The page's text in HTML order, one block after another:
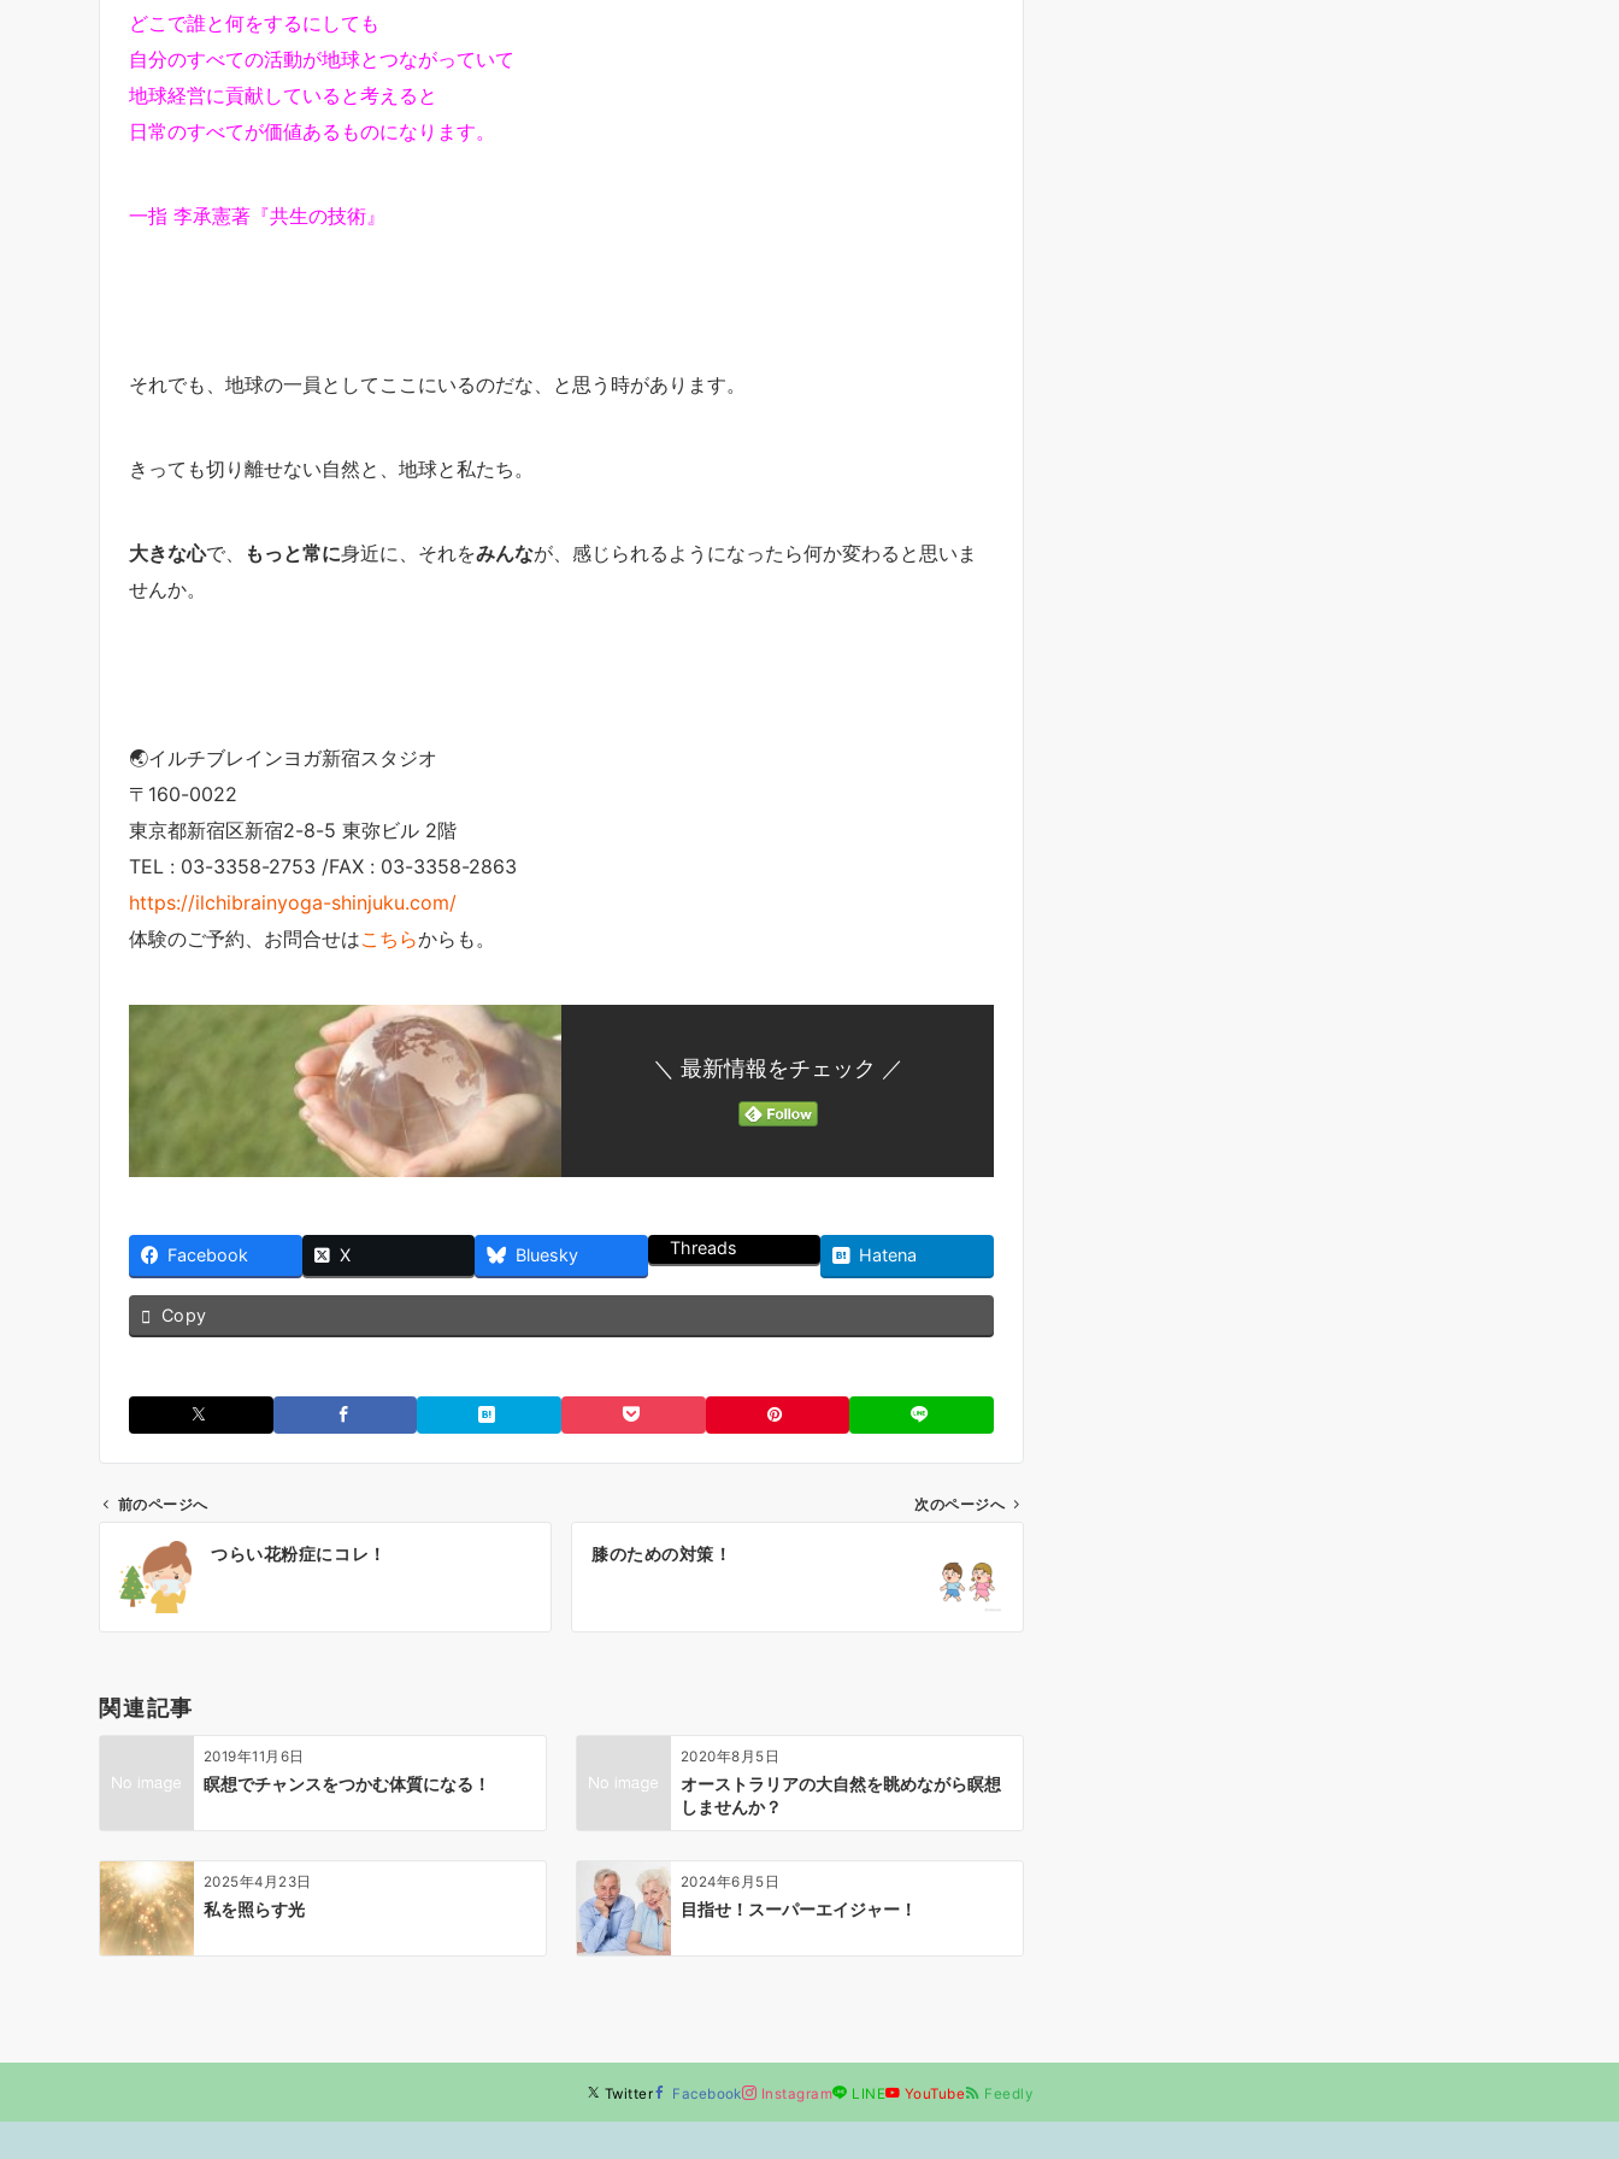
どこで誰と何をするにしても
自分のすべての活動が地球とつながっていて
地球経営に貢献していると考えると
日常のすべてが価値あるものになります。
一指 李承憲著『共生の技術』
それでも、地球の一員としてここにいるのだな、と思う時があります。
きっても切り離せない自然と、地球と私たち。
大きな心で、 もっと常に身近に、それをみんなが、感じられるようになったら何か変わると思いま
せんか。
🌏イルチブレインヨガ新宿スタジオ
〒160-0022
東京都新宿区新宿2-8-5 東弥ビル 2階
TEL : 03-3358-2753 /FAX : 03-3358-2863
https://ilchibrainyoga-shinjuku.com/
体験のご予約、お問合せはこちらからも。
＼ 最新情報をチェック ／
Facebook X Bluesky Threads Hatena
Copy
シ
ン
前のページへ
つらい花粉症にコレ！
次のページへ
膝のための対策！
関連記事
2019年11月6日
瞑想でチャンスをつかむ体質になる！
2020年8月5日
オーストラリアの大自然を眺めながら瞑想
しませんか？
2025年4月23日
私を照らす光
2024年6月5日
目指せ！スーパーエイジャー！
Twitter Facebook Instagram LINE YouTube Feedly